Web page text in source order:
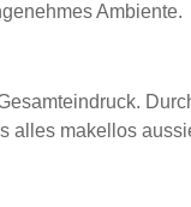
Ambiente.
alles makellos